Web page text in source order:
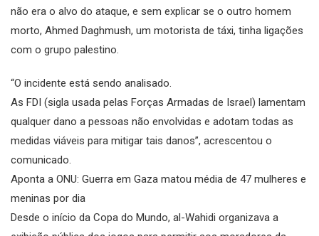
não era o alvo do ataque, e sem explicar se o outro homem
morto, Ahmed Daghmush, um motorista de táxi, tinha ligações
com o grupo palestino.
“O incidente está sendo analisado.
As FDI (sigla usada pelas Forças Armadas de Israel) lamentam
qualquer dano a pessoas não envolvidas e adotam todas as
medidas viáveis ​​para mitigar tais danos”, acrescentou o
comunicado.
Aponta a ONU: Guerra em Gaza matou média de 47 mulheres e
meninas por dia
Desde o início da Copa do Mundo, al-Wahidi organizava a